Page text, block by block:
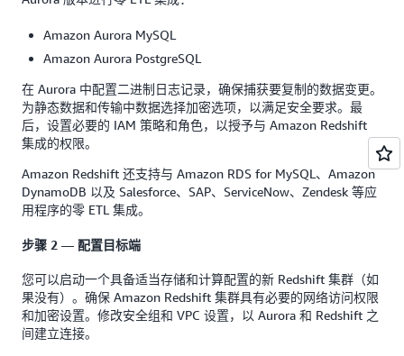
Amazon Aurora MySQL
Amazon Aurora PostgreSQL
在 Aurora 中配置二进制日志记录，确保捕获要复制的数据变更。
为静态数据和传输中数据选择加密选项，以满足安全要求。最
后，设置必要的 IAM 策略和角色，以授予与 Amazon Redshift
集成的权限。
Amazon Redshift 还支持与 Amazon RDS for MySQL、Amazon
DynamoDB 以及 Salesforce、SAP、ServiceNow、Zendesk 等应
用程序的零 ETL 集成。
步骤 2 — 配置目标端
您可以启动一个具备适当存储和计算配置的新 Redshift 集群（如
果没有）。确保 Amazon Redshift 集群具有必要的网络访问权限
和加密设置。修改安全组和 VPC 设置，以 Aurora 和 Redshift 之
间建立连接。